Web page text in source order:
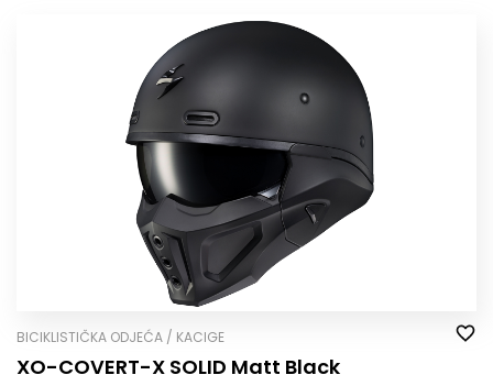
BICIKLISTIČKA ODJEĆA / KACIGE
XO-COVERT-X SOLID Matt Black